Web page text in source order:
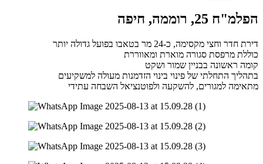
הפלמ"ח 25, רוממה, חיפה
דירת חדר וחצי מקסימה, כ-24 מר בטאבו בפועל גדולה יותר
כוללת מרפסת סגורה מוארת ומאווררת
קומה ראשונה בבניין שמור ושקט
בתהליך התחלתי של פינוי בינוי הזדמנות מעולה למשקיעים
מתאימה למגורים, להשקעה ולפוטנציאל השבחה עתידי